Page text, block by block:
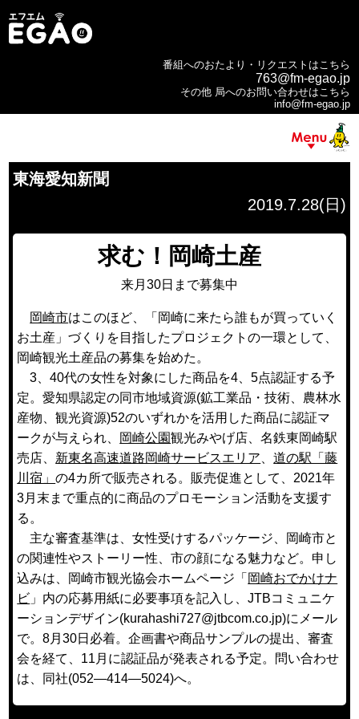
番組へのおたより・リクエストはこちら
763@fm-egao.jp
その他 局へのお問い合わせはこちら
info@fm-egao.jp
東海愛知新聞
2019.7.28(日)
求む！岡崎土産
来月30日まで募集中
岡崎市はこのほど、「岡崎に来たら誰もが買っていく
お土産」づくりを目指したプロジェクトの一環として、
岡崎観光土産品の募集を始めた。
3、40代の女性を対象にした商品を4、5点認証する予
定。愛知県認定の同市地域資源(鉱工業品・技術、農林水
産物、観光資源)52のいずれかを活用した商品に認証マ
ークが与えられ、
岡崎公園観光みやげ店、名鉄東岡崎駅
売店、 新東名高速道路岡崎サービスエリア 、道の駅「藤
川宿」の4カ所で販売される。販売促進として、2021年
3月末まで重点的に商品のプロモーション活動を支援す
る。
主な審査基準は、女性受けするパッケージ、岡崎市と
の関連性やストーリー性、市の顔になる魅力など。申し
込みは、岡崎市観光協会ホームページ「 岡崎おでかけナ
ビ 」内の応募用紙に必要事項を記入し、JTBコミュニケ
ーションデザイン(kurahashi727@jtbcom.co.jp)にメール
で。8月30日必着。企画書や商品サンプルの提出、審査
会を経て、11月に認証品が発表される予定。問い合わせ
は、同社(052―414―5024)へ。